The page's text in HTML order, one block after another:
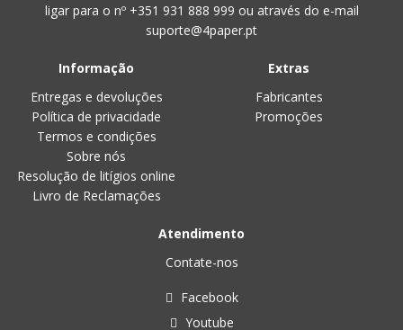
ligar para o nº +351 931 888 999 ou através do e-mail
suporte@4paper.pt
Informação
Entregas e devoluções
Política de privacidade
Termos e condições
Sobre nós
Resolução de litígios online
Livro de Reclamações
Extras
Fabricantes
Promoções
Atendimento
Contate-nos
Facebook
Youtube